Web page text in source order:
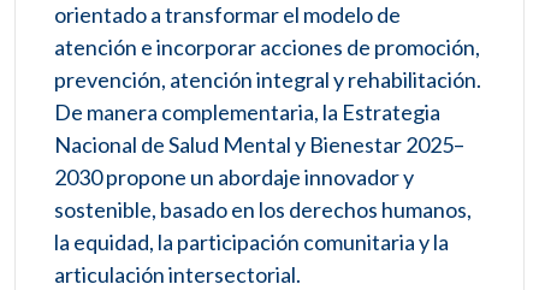
orientado a transformar el modelo de
atención e incorporar acciones de promoción,
prevención, atención integral y rehabilitación.
De manera complementaria, la Estrategia
Nacional de Salud Mental y Bienestar 2025–
2030 propone un abordaje innovador y
sostenible, basado en los derechos humanos,
la equidad, la participación comunitaria y la
articulación intersectorial.